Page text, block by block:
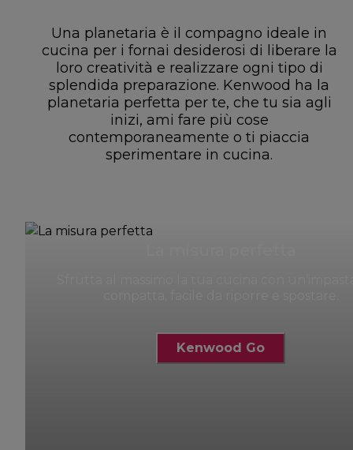
Una planetaria è il compagno ideale in
cucina per i fornai desiderosi di liberare la
loro creatività e realizzare ogni tipo di
splendida preparazione. Kenwood ha la
planetaria perfetta per te, che tu sia agli
inizi, ami fare più cose
contemporaneamente o ti piaccia
sperimentare in cucina.
Kenwood Go